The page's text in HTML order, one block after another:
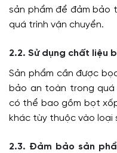
sản phẩm để đảm bảo
quá trình vận chuyển.
2.2. Sử dụng chất liệu
Sản phẩm cần được
bảo an toàn trong quá
có thể bao gồm bọt
khác tùy thuộc vào loại
2.3. Đảm bảo sản